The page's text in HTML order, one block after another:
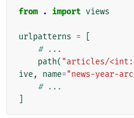
from . import views
urlpatterns =
# ...
path( "articles/
ive, name="news-year-
# ...